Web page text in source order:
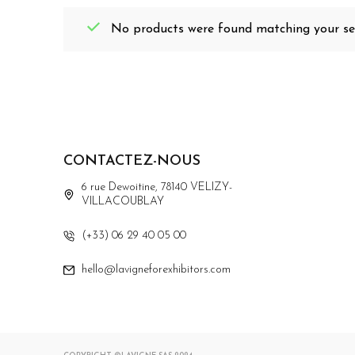
No products were found matching your
CONTACTEZ-NOUS
6 rue Dewoitine, 78140 VELIZY-
VILLACOUBLAY
(+33) 06 29 40 05 00
hello@lavigneforexhibitors.com